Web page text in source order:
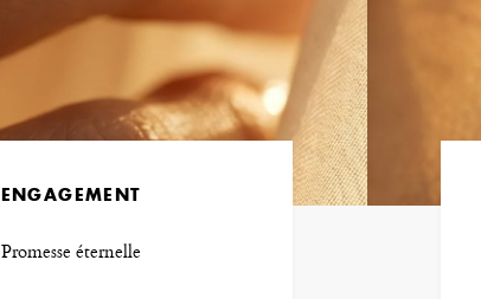
ENGAGEMENT
Promesse éternelle